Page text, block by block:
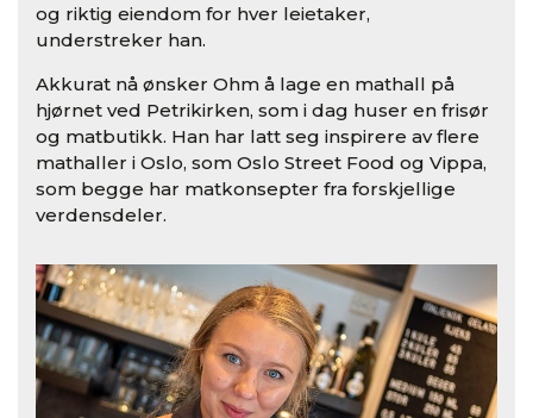
og riktig eiendom for hver leietaker,
understreker han.
Akkurat nå ønsker Ohm å lage en mathall på
hjørnet ved Petrikirken, som i dag huser en frisør
og matbutikk. Han har latt seg inspirere av flere
mathaller i Oslo, som Oslo Street Food og Vippa,
som begge har matkonsepter fra forskjellige
verdensdeler.